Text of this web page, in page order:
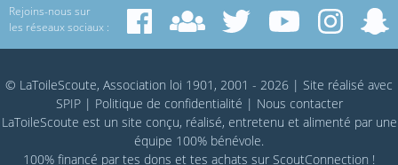
Rejoins-nous sur
les réseaux sociaux :
© LaToileScoute, Association loi 1901, 2001 - 2026 | Site réalisé avec
SPIP| Politique de confidentialité | Nous contacter
LaToileScoute est un site conçu, réalisé, entretenu et alimenté par une
équipe 100% bénévole.
100% financé par tes dons et tes achats sur ScoutConnection !